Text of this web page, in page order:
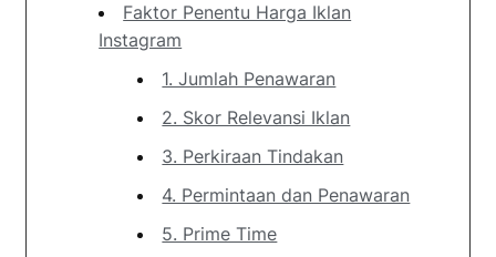
Faktor Penentu Harga Iklan
Instagram
1. Jumlah Penawaran
2. Skor Relevansi Iklan
3. Perkiraan Tindakan
4. Permintaan dan Penawaran
5. Prime Time